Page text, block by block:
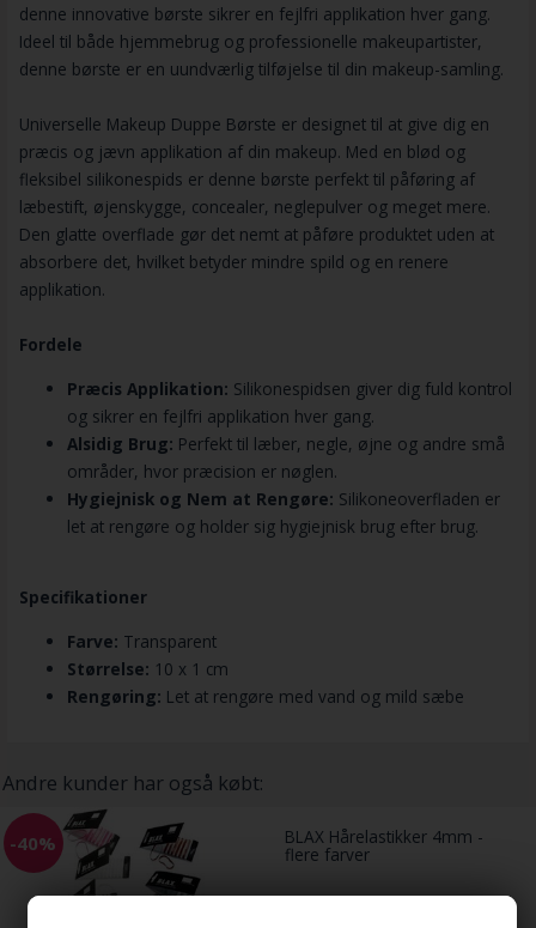
denne innovative børste sikrer en fejlfri applikation hver gang.
Ideel til både hjemmebrug og professionelle makeupartister,
denne børste er en uundværlig tilføjelse til din makeup-samling.
Universelle Makeup Duppe Børste er designet til at give dig en
præcis og jævn applikation af din makeup. Med en blød og
fleksibel silikonespids er denne børste perfekt til påføring af
læbestift, øjenskygge, concealer, neglepulver og meget mere.
Den glatte overflade gør det nemt at påføre produktet uden at
absorbere det, hvilket betyder mindre spild og en renere
applikation.
Fordele
Præcis Applikation: Silikonespidsen giver dig fuld kontrol
og sikrer en fejlfri applikation hver gang.
Alsidig Brug: Perfekt til læber, negle, øjne og andre små
områder, hvor præcision er nøglen.
Hygiejnisk og Nem at Rengøre: Silikoneoverfladen er
let at rengøre og holder sig hygiejnisk brug efter brug.
Specifikationer
Farve: Transparent
Størrelse: 10 x 1 cm
Rengøring: Let at rengøre med vand og mild sæbe
Andre kunder har også købt:
-40% BLAX Hårelastikker 4mm -
flere farver